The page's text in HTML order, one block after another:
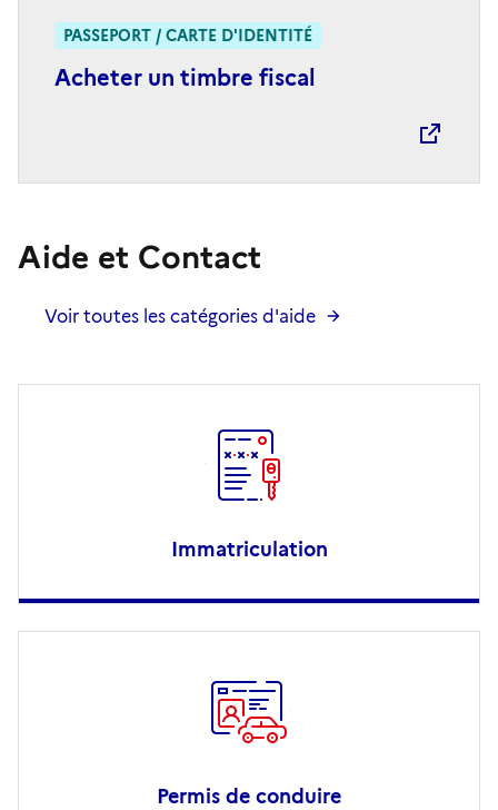
Acheter un timbre fiscal
PASSEPORT / CARTE D'IDENTITÉ
Aide et Contact
Voir toutes les catégories d'aide
Immatriculation
Permis de conduire